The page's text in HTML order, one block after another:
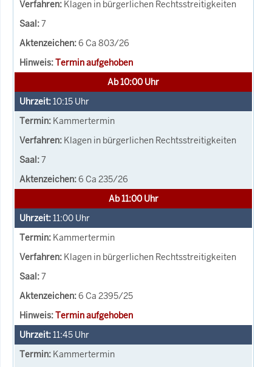
Klagen in bürgerlichen Rechtsstreitigkeiten
7
6 Ca 803/26
Termin aufgehoben
Ab 10:00 Uhr
10:15 Uhr
Kammertermin
Klagen in bürgerlichen Rechtsstreitigkeiten
7
6 Ca 235/26
Ab 11:00 Uhr
11:00 Uhr
Kammertermin
Klagen in bürgerlichen Rechtsstreitigkeiten
7
6 Ca 2395/25
Termin aufgehoben
11:45 Uhr
Kammertermin